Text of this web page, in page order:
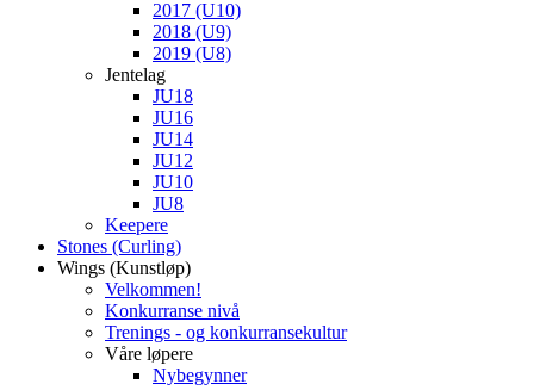
2017 (U10)
2018 (U9)
2019 (U8)
Jentelag
JU18
JU16
JU14
JU12
JU10
JU8
Keepere
Stones (Curling)
Wings (Kunstløp)
Velkommen!
Konkurranse nivå
Trenings - og konkurransekultur
Våre løpere
Nybegynner